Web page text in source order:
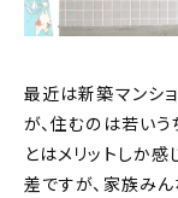
最近は新築マンシ
が、住むのは若い
とはメリットしか
差ですが、家族み